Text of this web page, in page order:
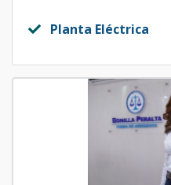
Planta Eléctrica